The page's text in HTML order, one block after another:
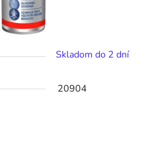
Skladom do 2 dní
20904